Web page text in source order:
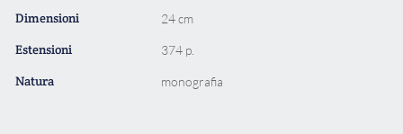
Dimensioni 24 cm
Estensioni 374 p.
Natura monografia